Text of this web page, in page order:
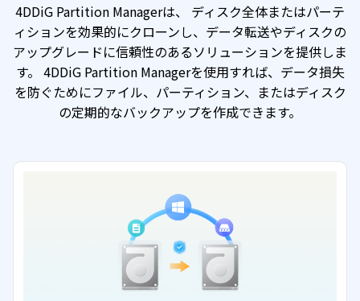
4DDiG Partition Managerは、 ディスク全体またはパーテ
ィションを効果的にクローンし、データ転送やディスクの
アップグレードに信頼性のあるソリューションを提供しま
す。 4DDiG Partition Managerを使用すれば、データ損失
を防ぐためにファイル、パーティション、またはディスク
の定期的なバックアップを作成できます。